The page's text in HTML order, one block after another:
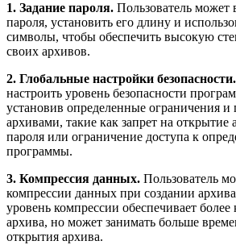
1. Задание пароля. Пользователь может
пароля, установить его длину и
символы, чтобы обеспечить высокую
своих архивов.
2. Глобальные настройки безопасности.
настроить уровень безопасности
установив определенные ограничения и
архивами, такие как запрет на открытие
пароля или ограничение доступа к
программы.
3. Компрессия данных. Пользователь
компрессии данных при создании
уровень компрессии обеспечивает
архива, но может занимать больше
открытия архива.